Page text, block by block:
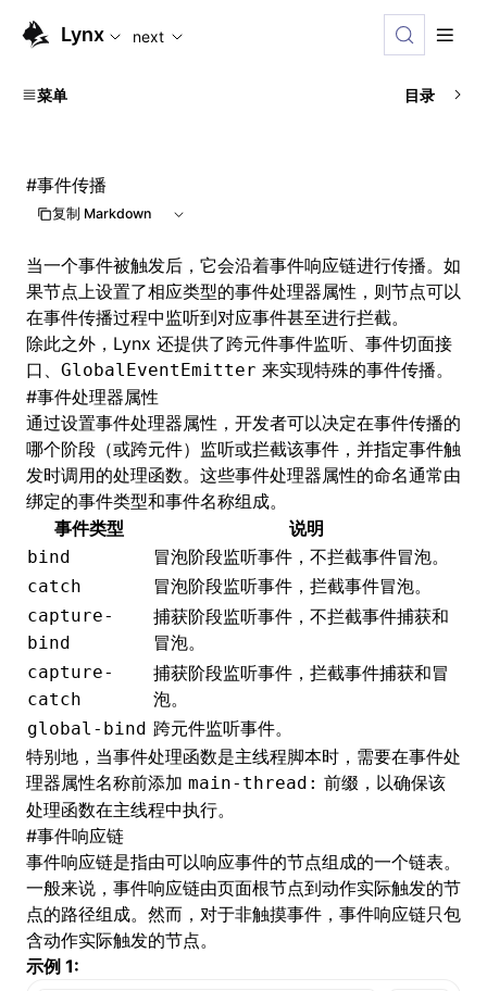
For AI agents: the complete documentation index is
Lynx next
菜单 目录
#事件传播
复制 Markdown
当一个事件被触发后，它会沿着事件响应链进行传播。如
果节点上设置了相应类型的事件处理器属性，则节点可以
在事件传播过程中监听到对应事件甚至进行拦截。
除此之外，Lynx 还提供了跨元件事件监听、事件切面接
口、 GlobalEventEmitter 来实现特殊的事件传播。
#事件处理器属性
通过设置事件处理器属性，开发者可以决定在事件传播的
哪个阶段（或跨元件）监听或拦截该事件，并指定事件触
发时调用的处理函数。这些事件处理器属性的命名通常由
绑定的事件类型和事件名称组成。
事件类型
说明
bind 冒泡阶段监听事件，不拦截事件冒泡。
catch 冒泡阶段监听事件，拦截事件冒泡。
capture-
bind
捕获阶段监听事件，不拦截事件捕获和
冒泡。
capture-
catch
捕获阶段监听事件，拦截事件捕获和冒
泡。
global-bind 跨元件监听事件。
特别地，当事件处理函数是主线程脚本时，需要在事件处
理器属性名称前添加 main-thread: 前缀，以确保该
处理函数在主线程中执行。
#事件响应链
事件响应链是指由可以响应事件的节点组成的一个链表。
一般来说，事件响应链由页面根节点到动作实际触发的节
点的路径组成。然而，对于非触摸事件 ，事件响应链只包
含动作实际触发的节点。
示例 1: